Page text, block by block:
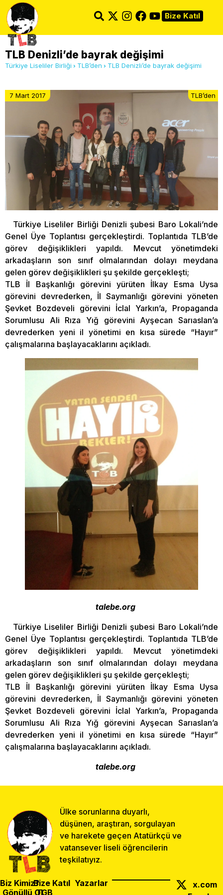
Bize Katıl
TLB Denizli’de bayrak değişimi
Türkiye Liseliler Birliği TLB’den TLB Denizli’de bayrak değişimi
7 Mart 2017 TLB’den
Türkiye Liseliler Birliği Denizli şubesi Baro Lokali’nde
Genel Üye Toplantısı gerçekleştirdi. Toplantıda TLB’de
görev değişiklikleri yapıldı. Mevcut yönetimdeki
arkadaşların son sınıf olmalarından dolayı meydana
gelen görev değişiklikleri şu şekilde gerçekleşti;
TLB İl Başkanlığı görevini yürüten İlkay Esma Uysa
görevini devrederken, İl Saymanlığı görevini yöneten
Şevket Bozdeveli görevini İclal Yarkın’a, Propaganda
Sorumlusu Ali Rıza Yığ görevini Ayşecan Sarıaslan’a
devrederken yeni il yönetimi en kısa sürede “Hayır”
çalışmalarına başlayacaklarını açıkladı.
talebe.org
Türkiye Liseliler Birliği Denizli şubesi Baro Lokali’nde
Genel Üye Toplantısı gerçekleştirdi. Toplantıda TLB’de
görev değişiklikleri yapıldı. Mevcut yönetimdeki
arkadaşların son sınıf olmalarından dolayı meydana
gelen görev değişiklikleri şu şekilde gerçekleşti;
TLB İl Başkanlığı görevini yürüten İlkay Esma Uysa
görevini devrederken, İl Saymanlığı görevini yöneten
Şevket Bozdeveli görevini İclal Yarkın’a, Propaganda
Sorumlusu Ali Rıza Yığ görevini Ayşecan Sarıaslan’a
devrederken yeni il yönetimi en kısa sürede “Hayır”
çalışmalarına başlayacaklarını açıkladı.
talebe.org
Ülke sorunlarına duyarlı,
düşünen, araştıran, sorgulayan
ve harekete geçen Atatürkçü ve
vatansever liseli öğrencilerin
teşkilatıyız.
Biz Kimiz?
Gönüllü Ol
Bize Katıl Yazarlar
TGB
x.com